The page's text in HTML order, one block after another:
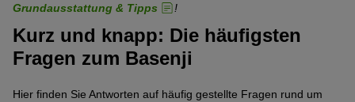
Grundausstattung & Tipps
!
Kurz und knapp: Die häufigsten
Fragen zum Basenji
Hier finden Sie Antworten auf häufig gestellte Fragen rund um